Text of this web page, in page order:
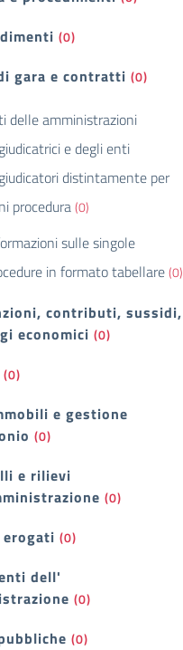
(0)
gara e contratti (0)
delle amministrazioni
e degli enti
distintamente per
procedura(0)
sulle singole
in formato tabellare(0)
contributi, sussidi,
economici (0)
(0)
e gestione
(0)
e rilievi
(0)
(0)
dell'
(0)
(0)